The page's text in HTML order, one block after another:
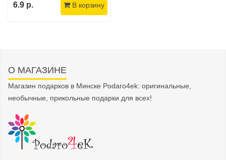
6.9 р. В корзину
О МАГАЗИНЕ
Магазин подарков в Минске Podaro4ek: оригинальные,
необычные, прикольные подарки для всех!